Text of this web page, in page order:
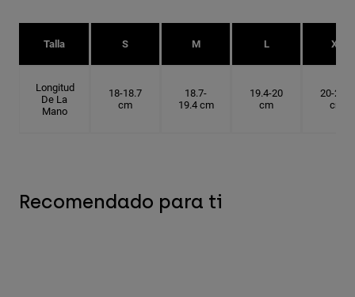
Talla S M L XL
Longitud
De La
Mano
18-18.7
cm
18.7-
19.4 cm
19.4-20
cm
20-20.6
cm
Recomendado para ti